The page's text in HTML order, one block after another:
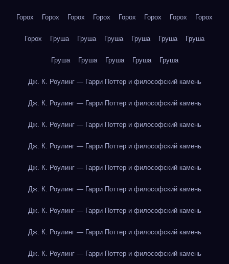
Горох Горох Горох Горох Горох Горох Горох Горох
Горох Груша Груша Груша Груша Груша Груша
Груша Груша Груша Груша Груша
Дж. К. Роулинг — Гарри Поттер и философский камень
Дж. К. Роулинг — Гарри Поттер и философский камень
Дж. К. Роулинг — Гарри Поттер и философский камень
Дж. К. Роулинг — Гарри Поттер и философский камень
Дж. К. Роулинг — Гарри Поттер и философский камень
Дж. К. Роулинг — Гарри Поттер и философский камень
Дж. К. Роулинг — Гарри Поттер и философский камень
Дж. К. Роулинг — Гарри Поттер и философский камень
Дж. К. Роулинг — Гарри Поттер и философский камень